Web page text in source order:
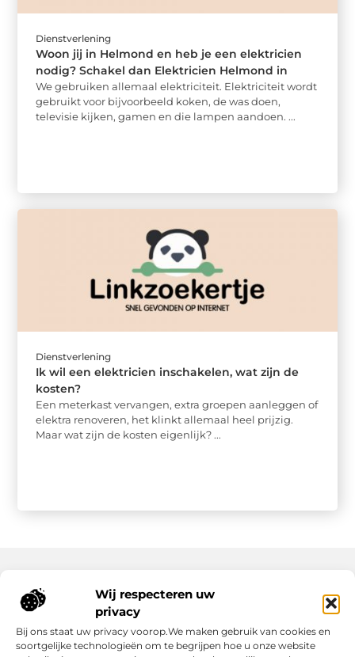
Wij respecteren uw
privacy
Bij ons staat uw privacy voorop.We maken gebruik van cookies en
soortgelijke technologieën om te begrijpen hoe u onze website
Dienstverlening
Woon jij in Helmond en heb je een elektricien
nodig? Schakel dan Elektricien Helmond in
We gebruiken allemaal elektriciteit. Elektriciteit wordt
gebruikt voor bijvoorbeeld koken, de was doen,
televisie kijken, gamen en die lampen aandoen. ...
Dienstverlening
Ik wil een elektricien inschakelen, wat zijn de
kosten?
Een meterkast vervangen, extra groepen aanleggen of
elektra renoveren, het klinkt allemaal heel prijzig.
Maar wat zijn de kosten eigenlijk? ...
Onze informatie